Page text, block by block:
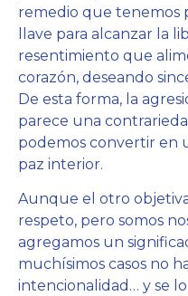
remedio que tenemos
llave para alcanzar la
resentimiento que
corazón, deseando
De esta forma, la
parece una
podemos convertir en
paz interior.
Aunque el otro
respeto, pero somos
agregamos un
muchísimos casos no
intencionalidad… y se